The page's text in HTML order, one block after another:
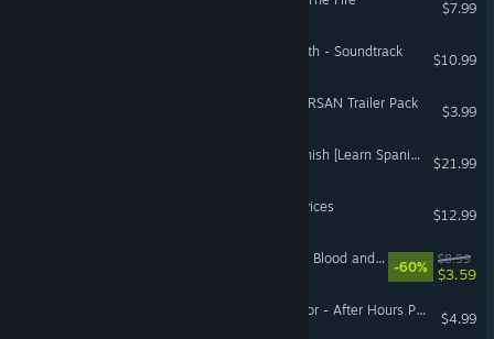
$7.99
The Binding of Isaac: Rebirth - Soundtrack
$10.99
Euro Truck Simulator 2 - TIRSAN Trailer Pack
$3.99
Pedro's Adventures in Spanish [Learn Spanish]
$21.99
SKYSAVIOR Helicopter Services
$12.99
The Witcher 3: Wild Hunt - Blood and Wine Soundtrack
-60%
$8.99
$3.59
Deep Rock Galactic: Survivor - After Hours Pack
$4.99